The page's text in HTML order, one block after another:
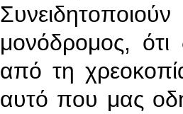
μονόδρομος,
από τη
αυτό που μας